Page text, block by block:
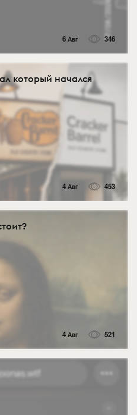
6 Авг 346
который начался
4 Авг 453
4 Авг 521